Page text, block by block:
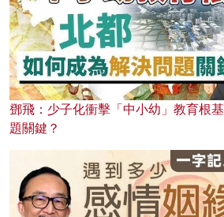
鄧飛：少子化衝擊「中小幼」教育根
題關鍵？